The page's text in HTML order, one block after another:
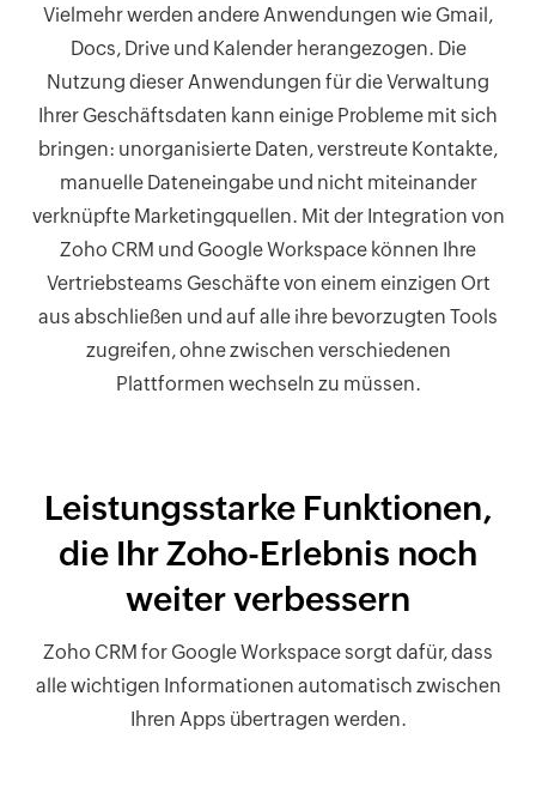
Vielmehr werden andere Anwendungen wie Gmail,
Docs, Drive und Kalender herangezogen. Die
Nutzung dieser Anwendungen für die Verwaltung
Ihrer Geschäftsdaten kann einige Probleme mit sich
bringen: unorganisierte Daten, verstreute Kontakte,
manuelle Dateneingabe und nicht miteinander
verknüpfte Marketingquellen. Mit der Integration von
Zoho CRM und Google Workspace können Ihre
Vertriebsteams Geschäfte von einem einzigen Ort
aus abschließen und auf alle ihre bevorzugten Tools
zugreifen, ohne zwischen verschiedenen
Plattformen wechseln zu müssen.
Leistungsstarke Funktionen,
die Ihr Zoho-Erlebnis noch
weiter verbessern
Zoho CRM for Google Workspace sorgt dafür, dass
alle wichtigen Informationen automatisch zwischen
Ihren Apps übertragen werden.